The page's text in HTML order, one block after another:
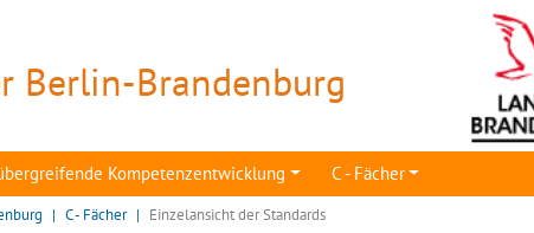
Berlin-Brandenburg
Kompetenzentwicklung C - Fächer
C - Fächer Einzelansicht der Standards